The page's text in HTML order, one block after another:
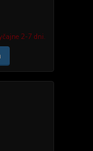
2-7 dni.